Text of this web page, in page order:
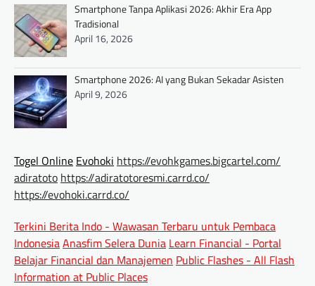
Smartphone Tanpa Aplikasi 2026: Akhir Era App
Tradisional
April 16, 2026
Smartphone 2026: AI yang Bukan Sekadar Asisten
April 9, 2026
Togel Online Evohoki https://evohkgames.bigcartel.com/
adiratoto https://adiratotoresmi.carrd.co/
https://evohoki.carrd.co/
Terkini Berita Indo - Wawasan Terbaru untuk Pembaca
IndonesiaAnasfim Selera Dunia Learn Financial - Portal
Belajar Financial dan Manajemen Public Flashes - All Flash
Information at Public Places